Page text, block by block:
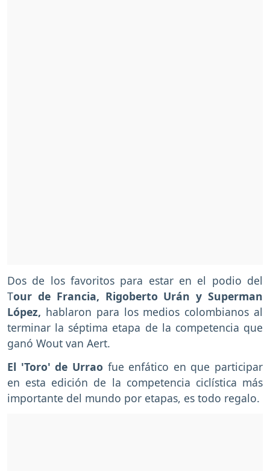
Dos de los favoritos para estar en el podio del
Tour de Francia, Rigoberto Urán y Superman
López, hablaron para los medios colombianos al
terminar la séptima etapa de la competencia que
ganó Wout van Aert.
El 'Toro' de Urrao fue enfático en que participar
en esta edición de la competencia ciclística más
importante del mundo por etapas, es todo regalo.